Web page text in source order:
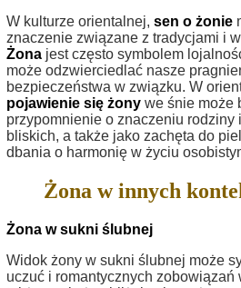
W kulturze orientalnej, sen o żonie
znaczenie związane z tradycjami i
Żona jest często symbolem
może odzwierciedlać nasze
bezpieczeństwa w związku. W
pojawienie się żony we śnie może
przypomnienie o znaczeniu
bliskich, a także jako zachęta do
dbania o harmonię w życiu
Żona w innych
Żona w sukni ślubnej
Widok żony w sukni ślubnej może
uczuć i romantycznych zobowiązań